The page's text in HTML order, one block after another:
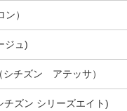
）
ジュ)
シチズン アテッサ）
ズン シリーズエイト)